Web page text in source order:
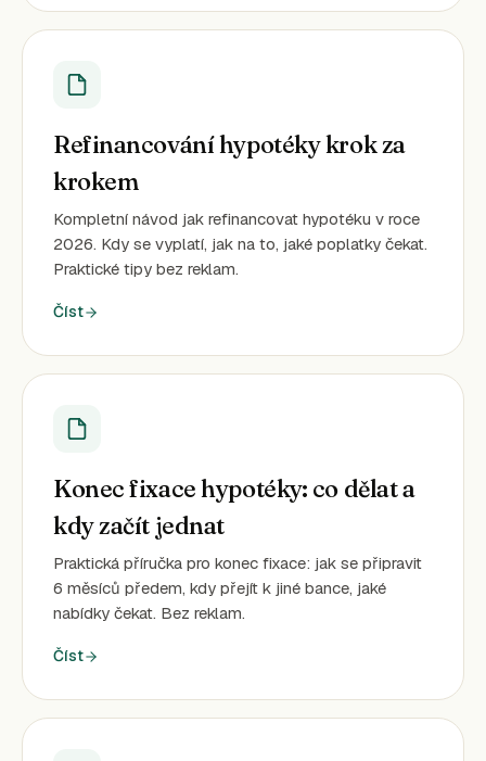
Refinancování hypotéky krok za
krokem
Kompletní návod jak refinancovat hypotéku v roce
2026. Kdy se vyplatí, jak na to, jaké poplatky čekat.
Praktické tipy bez reklam.
Číst
Konec fixace hypotéky: co dělat a
kdy začít jednat
Praktická příručka pro konec fixace: jak se připravit
6 měsíců předem, kdy přejít k jiné bance, jaké
nabídky čekat. Bez reklam.
Číst